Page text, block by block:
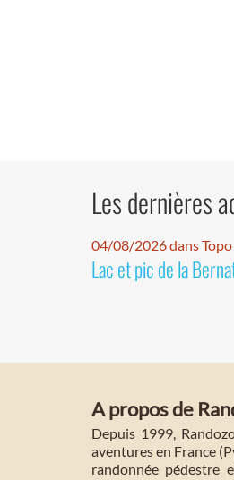
Les dernières
04/08/2026 dans Topo
Lac et pic de la
A propos de
Depuis 1999,
aventures en France
randonnée pédestre